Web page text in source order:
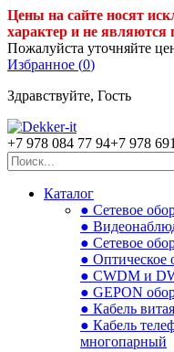
Цены на сайте носят
характер и не являются
Пожалуйста уточняйте
Избранное (0)
Здравствуйте, Гость
+7 978 084 77 94+7 978
Каталог
● Сетевое
●
● Сетевое
● Оптическое
● CWDM и
● GEPON
● Кабель
● Кабель
многопарный